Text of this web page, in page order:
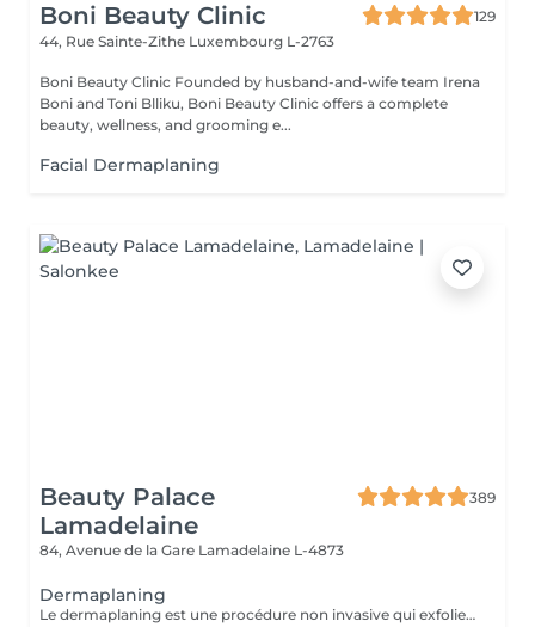
Boni Beauty Clinic
129
44, Rue Sainte-Zithe Luxembourg L-2763
Boni Beauty Clinic Founded by husband-and-wife team Irena
Boni and Toni Blliku, Boni Beauty Clinic offers a complete
beauty, wellness, and grooming e...
Facial Dermaplaning
Beauty Palace
Lamadelaine
389
84, Avenue de la Gare Lamadelaine L-4873
Dermaplaning
Le dermaplaning est une procédure non invasive qui exfolie la peau en utilisant une lame fine pour retirer les cellules mortes et le duvet. Cela rend la peau plus lisse, éclatante et réduit les rides fines et imperfections. C'est indolore, ne nécessite pas de récupération, et améliore l'absorption des soins ainsi que l'application du maquillage. Sans douleur, une peau de bébé.